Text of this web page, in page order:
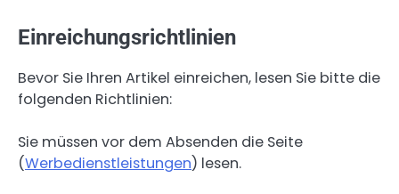
Einreichungsrichtlinien
Bevor Sie Ihren Artikel einreichen, lesen Sie bitte die
folgenden Richtlinien:
Sie müssen vor dem Absenden die Seite
(Werbedienstleistungen) lesen.